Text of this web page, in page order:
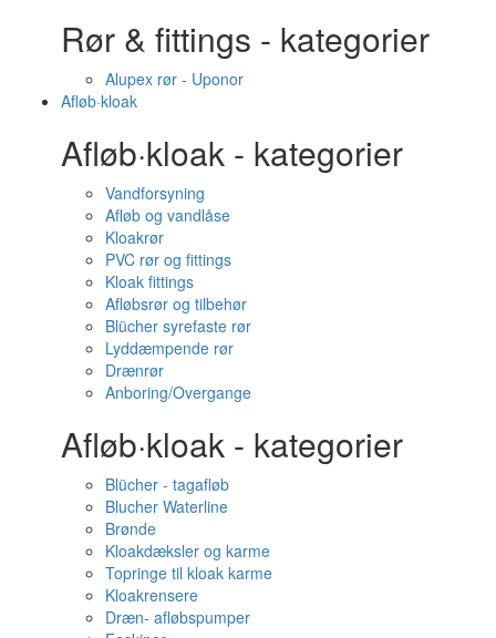
Rør & fittings - kategorier
Alupex rør - Uponor
Afløb·kloak
Afløb·kloak - kategorier
Vandforsyning
Afløb og vandlåse
Kloakrør
PVC rør og fittings
Kloak fittings
Afløbsrør og tilbehør
Blücher syrefaste rør
Lyddæmpende rør
Drænrør
Anboring/Overgange
Afløb·kloak - kategorier
Blücher - tagafløb
Blucher Waterline
Brønde
Kloakdæksler og karme
Topringe til kloak karme
Kloakrensere
Dræn- afløbspumper